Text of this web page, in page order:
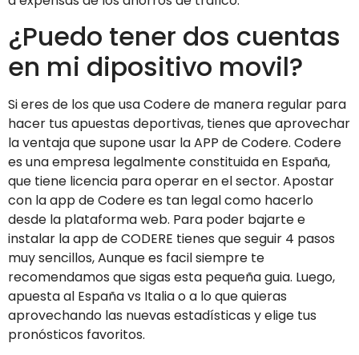
¿Puedo tener dos cuentas
en mi dipositivo movil?
Si eres de los que usa Codere de manera regular para
hacer tus apuestas deportivas, tienes que aprovechar
la ventaja que supone usar la APP de Codere. Codere
es una empresa legalmente constituida en España,
que tiene licencia para operar en el sector. Apostar
con la app de Codere es tan legal como hacerlo
desde la plataforma web. Para poder bajarte e
instalar la app de CODERE tienes que seguir 4 pasos
muy sencillos, Aunque es facil siempre te
recomendamos que sigas esta pequeña guia. Luego,
apuesta al España vs Italia o a lo que quieras
aprovechando las nuevas estadísticas y elige tus
pronósticos favoritos.